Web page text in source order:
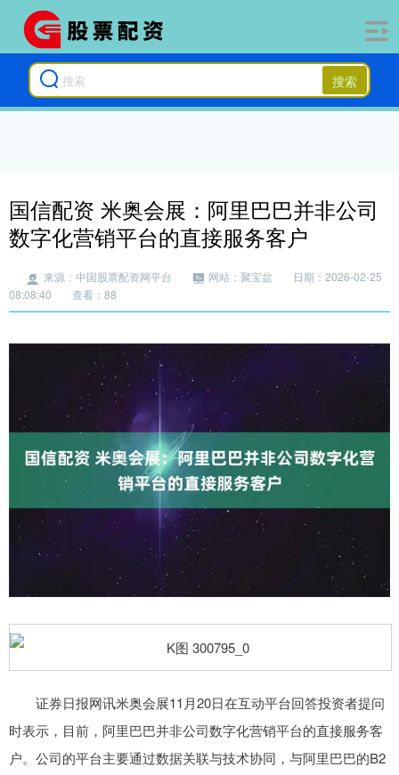
搜索
国信配资 米奥会展：阿里巴巴并非公司
数字化营销平台的直接服务客户
来源：中国股票配资网平台 网站：聚宝盆
日期：2026-02-25
08:08:40
查看：88
证券日报网讯米奥会展11月20日在互动平台回答投资者提问
时表示，目前，阿里巴巴并非公司数字化营销平台的直接服务客
户。公司的平台主要通过数据关联与技术协同，与阿里巴巴的B2